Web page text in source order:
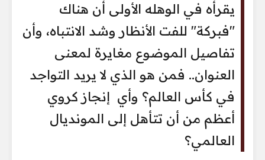
يقرأه في الوهله الأولى أن هناك
"فبركة" للفت الأنظار وشد الانتباه، وأن
تفاصيل الموضوع مغايرة لمعنى
العنوان.. فمن هو الذي لا يريد التواجد
في كأس العالم؟ وأي إنجاز كروي
أعظم من أن تتأهل إلى المونديال
العالمي؟